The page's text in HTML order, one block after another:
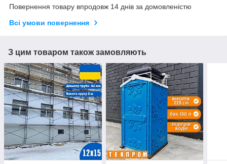
Повернення товару впродовж 14 днів за домовленістю
Всі умови повернення
З цим товаром також замовляють